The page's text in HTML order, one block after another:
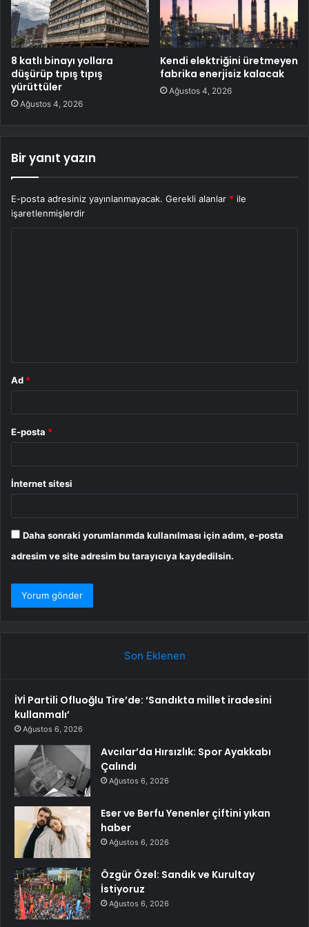
8 katlı binayı yollara
düşürüp tıpış tıpış
yürüttüler
Ağustos 4, 2026
Kendi elektriğini üretmeyen
fabrika enerjisiz kalacak
Ağustos 4, 2026
Bir yanıt yazın
E-posta adresiniz yayınlanmayacak. Gerekli alanlar * ile
işaretlenmişlerdir
Ad *
E-posta *
İnternet sitesi
Daha sonraki yorumlarımda kullanılması için adım, e-posta
adresim ve site adresim bu tarayıcıya kaydedilsin.
Son Eklenen
İYİ Partili Ofluoğlu Tire’de: ‘Sandıkta millet iradesini
kullanmalı’
Ağustos 6, 2026
Avcılar’da Hırsızlık: Spor Ayakkabı
Çalındı
Ağustos 6, 2026
Eser ve Berfu Yenenler çiftini yıkan
haber
Ağustos 6, 2026
Özgür Özel: Sandık ve Kurultay
İstiyoruz
Ağustos 6, 2026